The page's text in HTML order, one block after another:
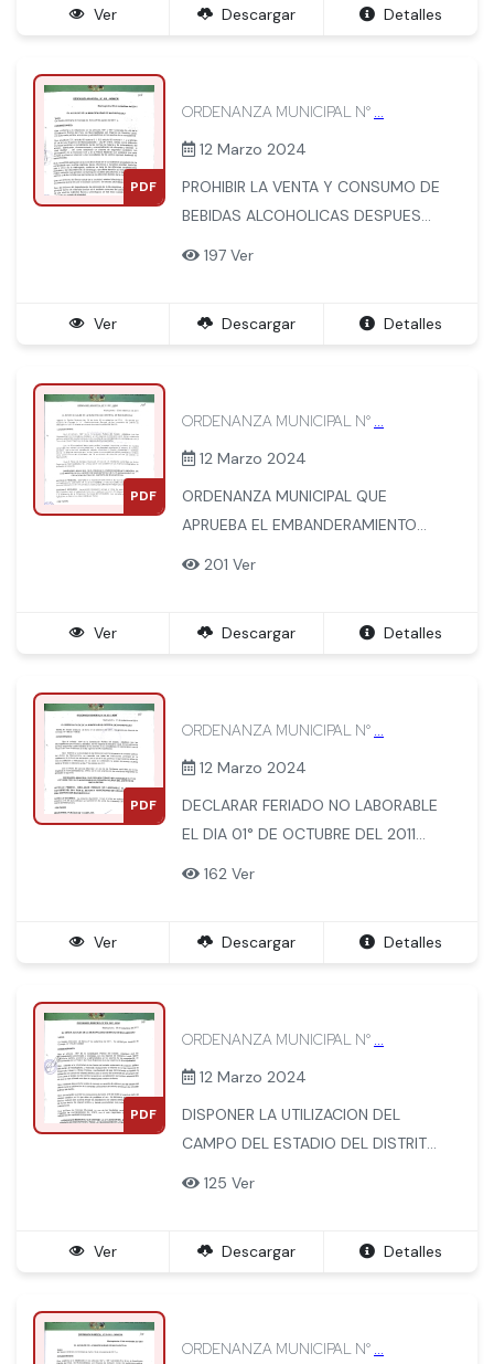
Ver Descargar Detalles
PDF
ORDENANZA MUNICIPAL N° ...
12 Marzo 2024
PROHIBIR LA VENTA Y CONSUMO DE
BEBIDAS ALCOHOLICAS DESPUES
SIMILARES.
197 Ver
Ver Descargar Detalles
PDF
ORDENANZA MUNICIPAL N° ...
12 Marzo 2024
ORDENANZA MUNICIPAL QUE
APRUEBA EL EMBANDERAMIENTO
POLITICA DEL DISTRITO DE
201 Ver
Ver Descargar Detalles
PDF
ORDENANZA MUNICIPAL N° ...
12 Marzo 2024
DECLARAR FERIADO NO LABORABLE
EL DIA 01° DE OCTUBRE DEL 2011
162 Ver
Ver Descargar Detalles
PDF
ORDENANZA MUNICIPAL N° ...
12 Marzo 2024
DISPONER LA UTILIZACION DEL
CAMPO DEL ESTADIO DEL DISTRITO
POLITICA DEL DISTRITO
125 Ver
Ver Descargar Detalles
ORDENANZA MUNICIPAL N° ...